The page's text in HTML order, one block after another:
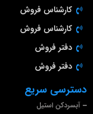
دسترسی سریع
آبسردکن استیل
کارشناس فروش
کارشناس فروش
دفتر فروش
دفتر فروش